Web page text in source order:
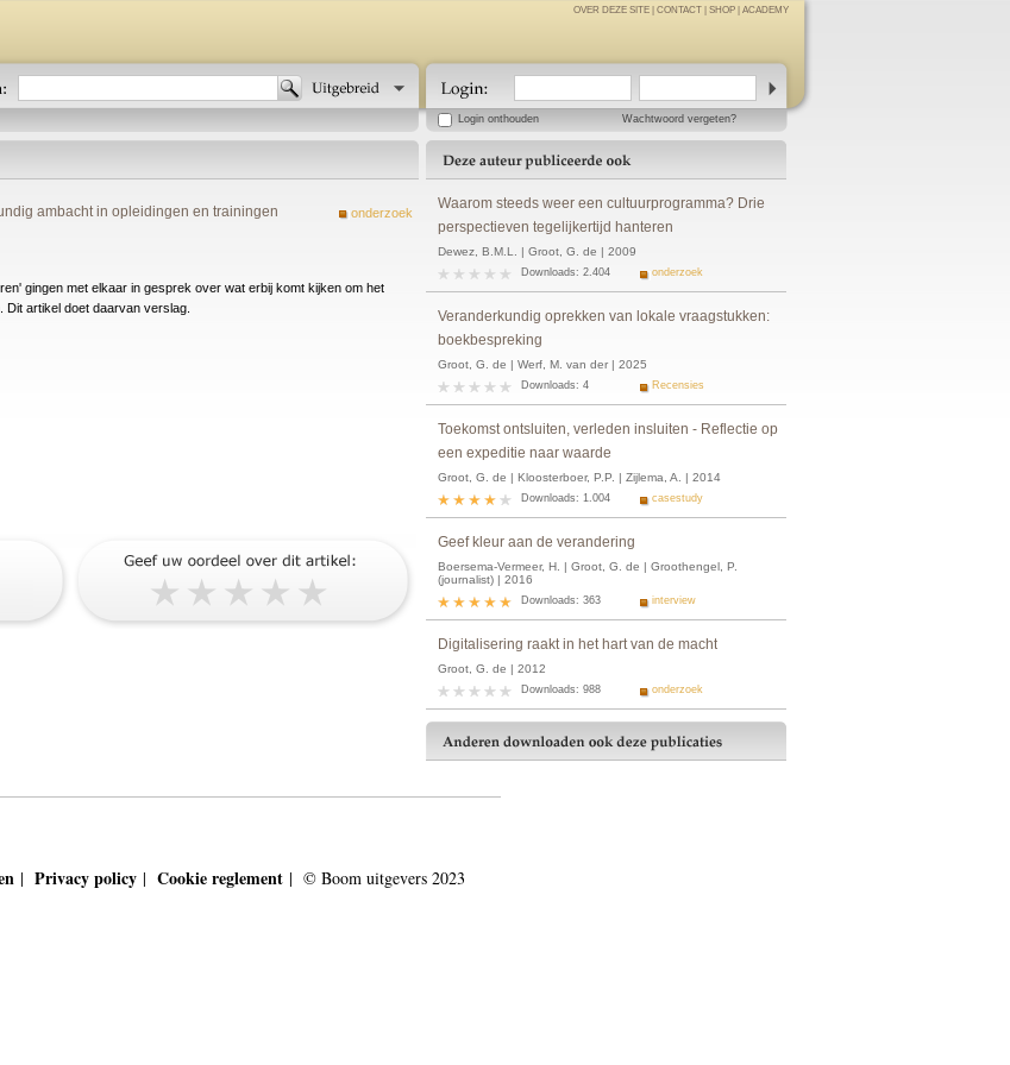
OVER DEZE SITE CONTACT SHOP ACADEMY
Login onthouden Wachtwoord vergeten?
onderzoek
ambacht in opleidingen en trainingen
gingen met elkaar in gesprek over wat erbij komt kijken om het
artikel doet daarvan verslag.
Waarom steeds weer een cultuurprogramma? Drie
perspectieven tegelijkertijd hanteren
Dewez, B.M.L. | Groot, G. de | 2009
Downloads: 2.404 onderzoek
Veranderkundig oprekken van lokale vraagstukken:
boekbespreking
Groot, G. de | Werf, M. van der | 2025
Downloads: 4 Recensies
Toekomst ontsluiten, verleden insluiten - Reflectie op
een expeditie naar waarde
Groot, G. de | Kloosterboer, P.P. | Zijlema, A. | 2014
Downloads: 1.004 casestudy
Geef kleur aan de verandering
Boersema-Vermeer, H. | Groot, G. de | Groothengel, P.
(journalist) | 2016
Downloads: 363 interview
Digitalisering raakt in het hart van de macht
Groot, G. de | 2012
Downloads: 988 onderzoek
| Privacy policy | Cookie reglement | © Boom uitgevers 2023